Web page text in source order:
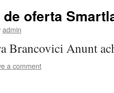
oferta
admin
Brancovici Anunt
a comment